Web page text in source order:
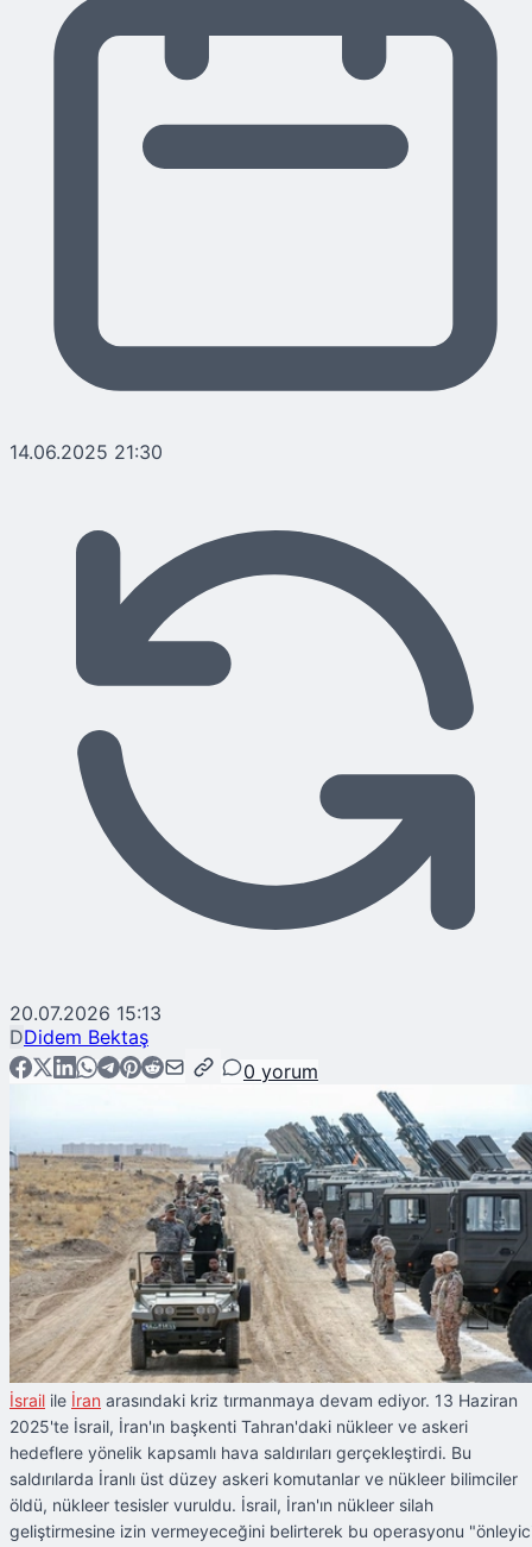
14.06.2025 21:30
20.07.2026 15:13
DDidem Bektaş
0 yorum
İsrail ile İran arasındaki kriz tırmanmaya devam ediyor. 13 Haziran
2025'te İsrail, İran'ın başkenti Tahran'daki nükleer ve askeri
hedeflere yönelik kapsamlı hava saldırıları gerçekleştirdi. Bu
saldırılarda İranlı üst düzey askeri komutanlar ve nükleer bilimciler
öldü, nükleer tesisler vuruldu. İsrail, İran'ın nükleer silah
geliştirmesine izin vermeyeceğini belirterek bu operasyonu